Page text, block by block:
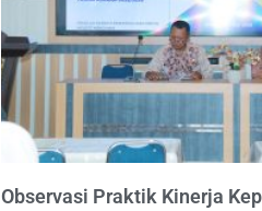
Observasi Praktik Kinerja